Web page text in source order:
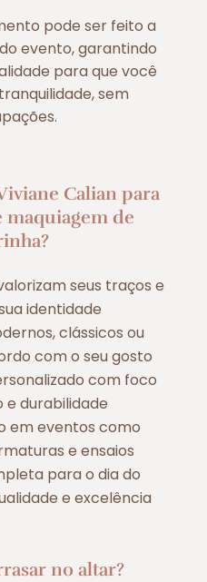
pode ser feito a
evento, garantindo
para que você
sem
Calian para
maquiagem de
seus traços e
identidade
clássicos ou
com o seu gosto
com foco
durabilidade
em eventos como
e ensaios
para o dia do
e excelência
no altar?